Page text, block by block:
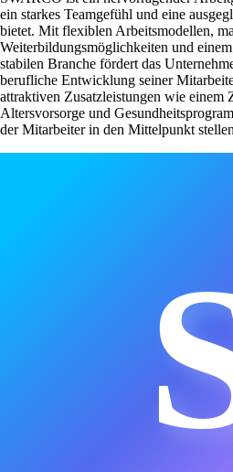
ein starkes Teamgefühl und eine
bietet. Mit flexiblen Arbeitsmodellen,
Weiterbildungsmöglichkeiten und
stabilen Branche fördert das
berufliche Entwicklung seiner
attraktiven Zusatzleistungen wie einem
Altersvorsorge und
der Mitarbeiter in den Mittelpunkt